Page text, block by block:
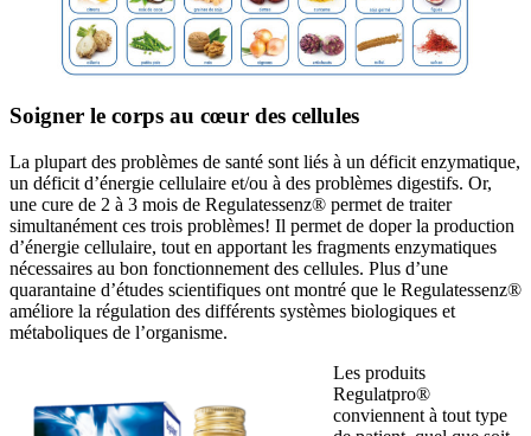
Soigner le corps au cœur des cellules
La plupart des problèmes de santé sont liés à un déficit enzymatique,
un déficit d’énergie cellulaire et/ou à des problèmes digestifs. Or,
une cure de 2 à 3 mois de Regulatessenz® permet de traiter
simultanément ces trois problèmes! Il permet de doper la production
d’énergie cellulaire, tout en apportant les fragments enzymatiques
nécessaires au bon fonctionnement des cellules. Plus d’une
quarantaine d’études scientifiques ont montré que le Regulatessenz®
améliore la régulation des différents systèmes biologiques et
métaboliques de l’organisme.
Les produits
Regulatpro®
conviennent à tout type